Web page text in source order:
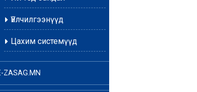
Үйлчилгээнүүд
Цахим системүүд
ZASAG.MN